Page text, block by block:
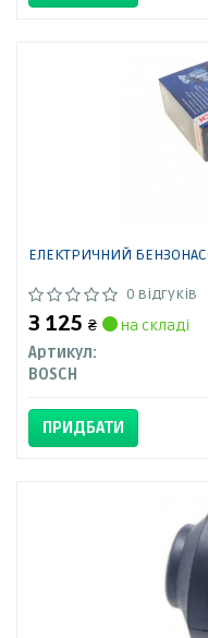
ЕЛЕКТРИЧНИЙ
0 відгуків
3 125 ₴
на складі
Артикул:
BOSCH
ПРИДБАТИ